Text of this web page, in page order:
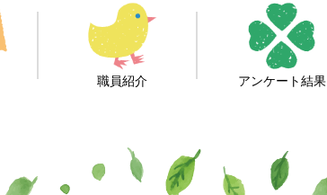
職員紹介 アンケート結果